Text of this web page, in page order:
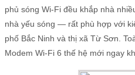
phủ sóng Wi-Fi đều khắp nhà
nhà yếu sóng — rất phù hợp với
phố Bắc Ninh và thị xã Từ Sơn.
Modem Wi-Fi 6 thế hệ mới ngay